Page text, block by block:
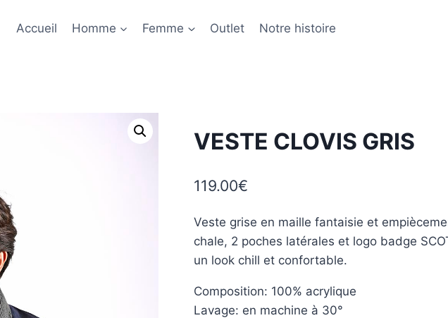
Accueil Homme Femme Outlet Notre histoire
VESTE CLOVIS GRIS
119.00€
Veste grise en maille fantaisie et
chale, 2 poches latérales et logo badge
un look chill et confortable.
Composition: 100% acrylique
Lavage: en machine à 30°